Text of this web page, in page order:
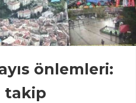
önlemleri:
takip